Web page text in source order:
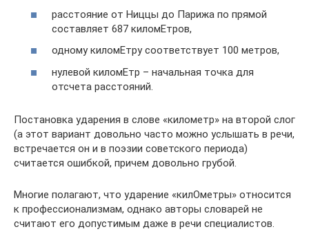
расстояние от Ниццы до Парижа по прямой
составляет 687 киломЕтров,
одному киломЕтру соответствует 100 метров,
нулевой киломЕтр – начальная точка для
отсчета расстояний.
Постановка ударения в слове «километр» на второй слог
(а этот вариант довольно часто можно услышать в речи,
встречается он и в поэзии советского периода)
считается ошибкой, причем довольно грубой.
Многие полагают, что ударение «килОметры» относится
к профессионализмам, однако авторы словарей не
считают его допустимым даже в речи специалистов.